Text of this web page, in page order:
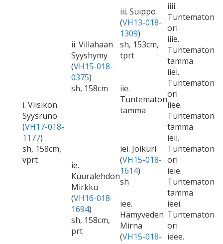
i. Viisikon
Syysruno
(VH17-018-
1177)
sh, 158cm,
vprt
ii. Villahaan
Syyshymy
(VH15-018-
0375)
sh, 158cm
iii. Suippo
(VH13-018-
1309)
sh, 153cm,
tprt
iiii.
Tuntematon
ori
iiie.
Tuntematon
tamma
iie.
Tuntematon
tamma
iiei.
Tuntematon
ori
iiee.
Tuntematon
tamma
ie.
Kuuralehdon
Mirkku
(VH16-018-
1694)
sh, 158cm,
prt
iei. Joikuri
(VH15-018-
1614)
sh
ieii.
Tuntematon
ori
ieie.
Tuntematon
tamma
iee.
Hämyveden
Mirna
(VH15-018-
ieei.
Tuntematon
ori
ieee.